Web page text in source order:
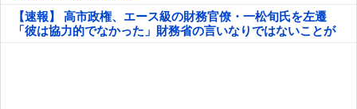
【速報】 高市政権、エース級の財務官僚・一松旬氏を左遷
「彼は協力的でなかった」財務省の言いなりではないことが
判明